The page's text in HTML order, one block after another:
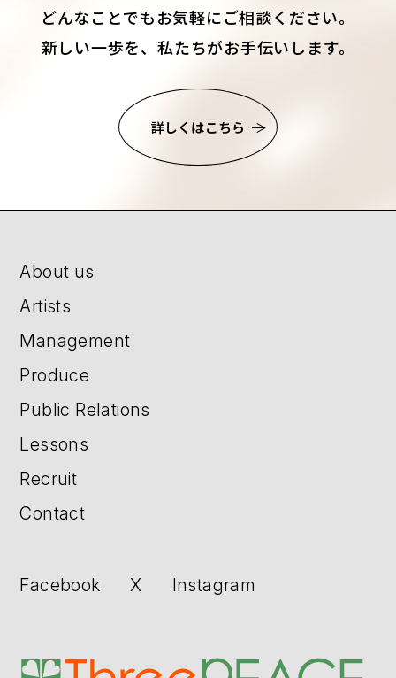
どんなことでもお気軽にご相談ください。
新しい一歩を、私たちがお手伝いします。
詳しくはこちら
About us
Artists
Management
Produce
Public Relations
Lessons
Recruit
Contact
Facebook X Instagram